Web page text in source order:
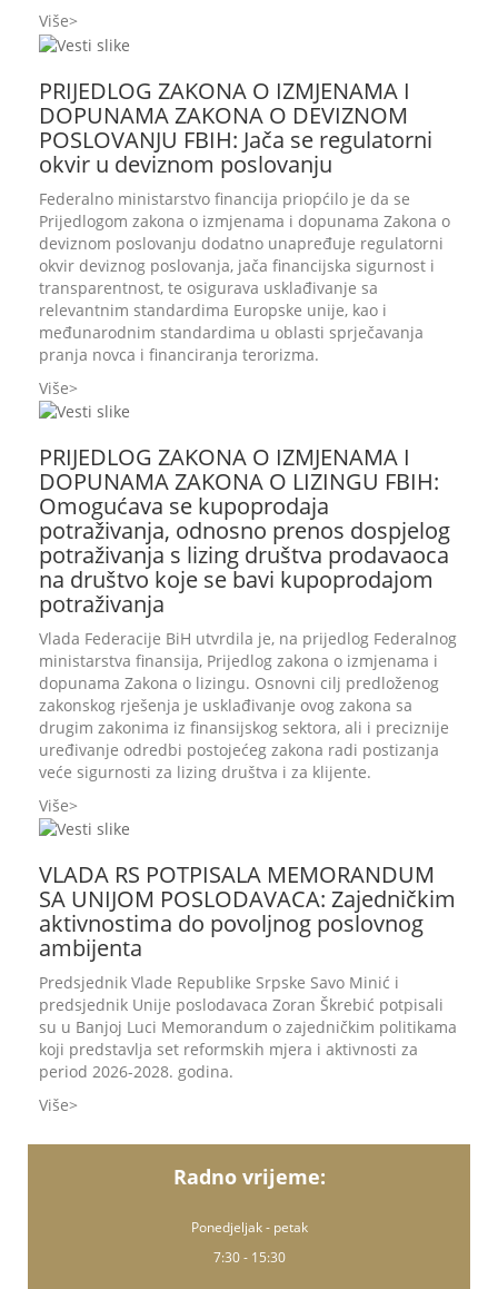
Više
PRIJEDLOG ZAKONA O IZMJENAMA I
DOPUNAMA ZAKONA O DEVIZNOM
POSLOVANJU FBIH: Jača se regulatorni
okvir u deviznom poslovanju
Federalno ministarstvo financija priopćilo je da se
Prijedlogom zakona o izmjenama i dopunama Zakona o
deviznom poslovanju dodatno unapređuje regulatorni
okvir deviznog poslovanja, jača financijska sigurnost i
transparentnost, te osigurava usklađivanje sa
relevantnim standardima Europske unije, kao i
međunarodnim standardima u oblasti sprječavanja
pranja novca i financiranja terorizma.
Više
PRIJEDLOG ZAKONA O IZMJENAMA I
DOPUNAMA ZAKONA O LIZINGU FBIH:
Omogućava se kupoprodaja
potraživanja, odnosno prenos dospjelog
potraživanja s lizing društva prodavaoca
na društvo koje se bavi kupoprodajom
potraživanja
Vlada Federacije BiH utvrdila je, na prijedlog Federalnog
ministarstva finansija, Prijedlog zakona o izmjenama i
dopunama Zakona o lizingu. Osnovni cilj predloženog
zakonskog rješenja je usklađivanje ovog zakona sa
drugim zakonima iz finansijskog sektora, ali i preciznije
uređivanje odredbi postojećeg zakona radi postizanja
veće sigurnosti za lizing društva i za klijente.
Više
VLADA RS POTPISALA MEMORANDUM
SA UNIJOM POSLODAVACA: Zajedničkim
aktivnostima do povoljnog poslovnog
ambijenta
Predsjednik Vlade Republike Srpske Savo Minić i
predsjednik Unije poslodavaca Zoran Škrebić potpisali
su u Banjoj Luci Memorandum o zajedničkim politikama
koji predstavlja set reformskih mjera i aktivnosti za
period 2026-2028. godina.
Više
Radno vrijeme:
Ponedjeljak - petak
7:30 - 15:30